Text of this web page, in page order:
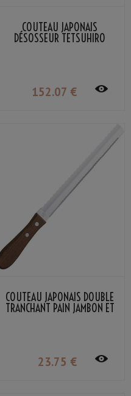
COUTEAU JAPONAIS
DÉSOSSEUR TETSUHIRO
152.07 €
COUTEAU JAPONAIS DOUBLE
TRANCHANT PAIN JAMBON ET
23.75 €